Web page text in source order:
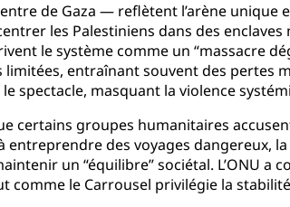
de Gaza — reflètent l’arène unique
les Palestiniens dans des
le système comme un “massacre
entraînant souvent des pertes
spectacle, masquant la violence
certains groupes humanitaires
des voyages dangereux,
un “équilibre” sociétal. L’ONU a
comme le Carrousel privilégie la